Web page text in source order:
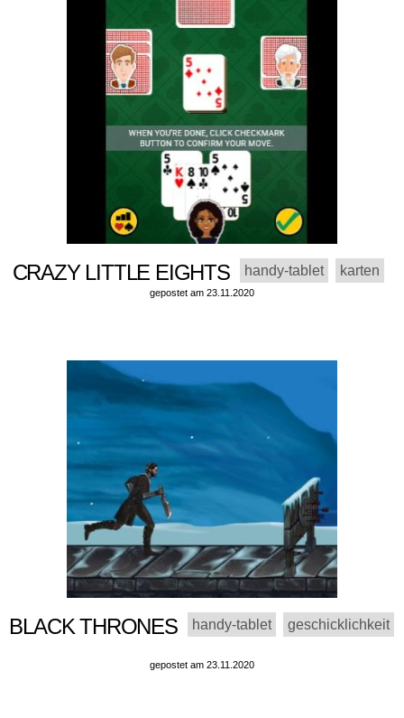
CRAZY LITTLE EIGHTS handy-tablet karten
gepostet am 23.11.2020
BLACK THRONES handy-tablet geschicklichkeit
gepostet am 23.11.2020